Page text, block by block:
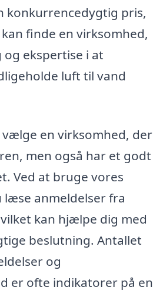
konkurrencedygtig pris,
finde en virksomhed,
ekspertise i at
luft til vand
en virksomhed, der
men også har et godt
Ved at bruge vores
anmeldelser fra
kan hjælpe dig med
beslutning. Antallet
og
er ofte indikatorer på en